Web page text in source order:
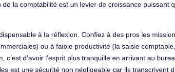
la comptabilité est un levier de croissance
à la réflexion. Confiez à des pros les
ou à faible productivité (la saisie
d’avoir l’esprit plus tranquille en arrivant au
est une sécurité non négligeable car ils transcrivent